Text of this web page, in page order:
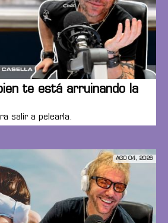
te está arruinando la
salir a pelearla.
AGO 04, 2026